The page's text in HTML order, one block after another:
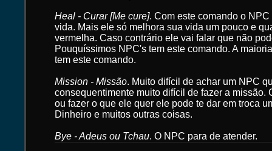
Heal - Curar [Me cure]. Com este comando o
vida. Mais ele só melhora sua vida um pouco e
vermelha. Caso contrário ele vai falar que não
Pouquíssimos NPC's tem este comando. A
tem este comando.
Mission - Missão. Muito difícil de achar um NPC
consequentimente muito difícil de fazer a missão.
ou fazer o que ele quer ele pode te dar em troca
Dinheiro e muitos outras coisas.
Bye - Adeus ou Tchau. O NPC para de atender.